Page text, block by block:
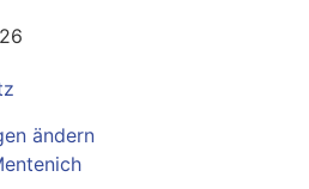
ändern